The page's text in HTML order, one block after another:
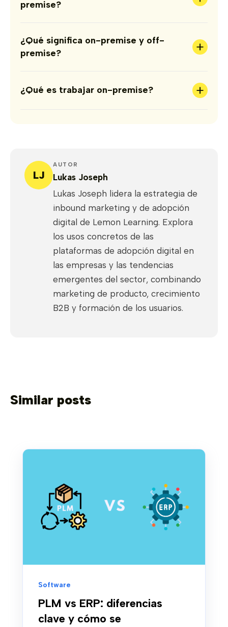
premise?
¿Qué significa on-premise y off-
premise?
+
¿Qué es trabajar on-premise? +
LJ
AUTOR
Lukas Joseph
Lukas Joseph lidera la estrategia de
inbound marketing y de adopción
digital de Lemon Learning. Explora
los usos concretos de las
plataformas de adopción digital en
las empresas y las tendencias
emergentes del sector, combinando
marketing de producto, crecimiento
B2B y formación de los usuarios.
Similar posts
Software
PLM vs ERP: diferencias
clave y cómo se